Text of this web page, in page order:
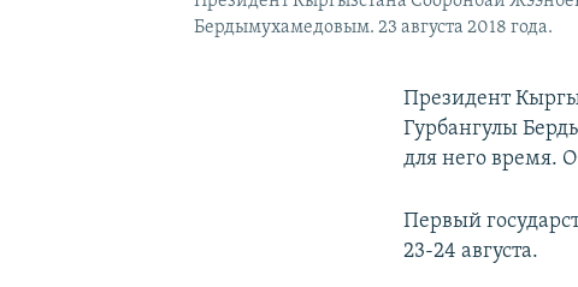
Бердымухамедовым. 23 августа 2018 года.
Президент
Гурбангулы
для него время.
Первый
23-24 августа.